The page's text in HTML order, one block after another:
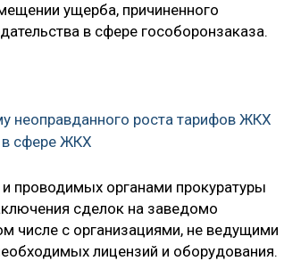
ущерба, причиненного
в сфере гособоронзаказа.
неоправданного роста тарифов ЖКХ
в сфере ЖКХ
проводимых органами прокуратуры
сделок на заведомо
числе с организациями, не ведущими
лицензий и оборудования.